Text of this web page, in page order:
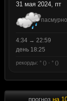
31 мая 2024, пт
4:34 → 22:59
день 18:25
рекорды: ° () · ° ()
прогноз на